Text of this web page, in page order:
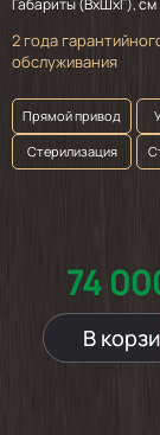
Габариты (ВхШхГ), см
2 года
обслуживания
Прямой привод
Стерилизация
74
В